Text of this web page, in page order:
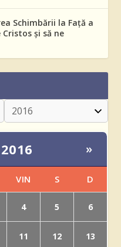
Schimbării la Față a
și să ne
»
VIN S D
4 5 6
11 12 13